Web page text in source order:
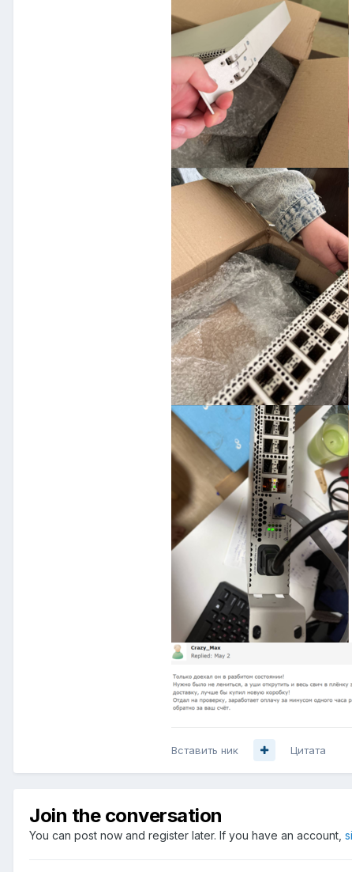
Вставить ник Цитата
Join the conversation
You can post now and register later. If you have an account,